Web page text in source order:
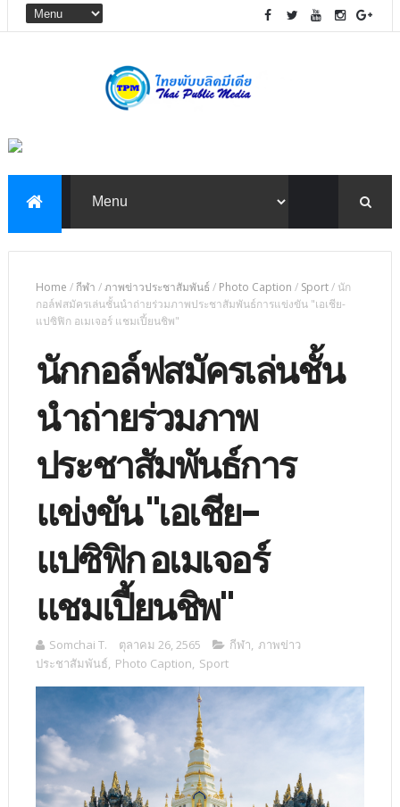
Home /กีฬา /ภาพข่าวประชาสัมพันธ์ / Photo Caption / Sport/ นัก
กอล์ฟสมัครเล่นชั้นนำถ่ายร่วมภาพประชาสัมพันธ์การแข่งขัน "เอเชีย-
แปซิฟิก อเมเจอร์ แชมเปี้ยนชิพ"
นักกอล์ฟสมัครเล่นชั้น
นำถ่ายร่วมภาพ
ประชาสัมพันธ์การ
แข่งขัน "เอเชีย-
แปซิฟิก อเมเจอร์
แชมเปี้ยนชิพ"
Somchai T. ตุลาคม 26, 2565 กีฬา, ภาพข่าว
ประชาสัมพันธ์, Photo Caption, Sport